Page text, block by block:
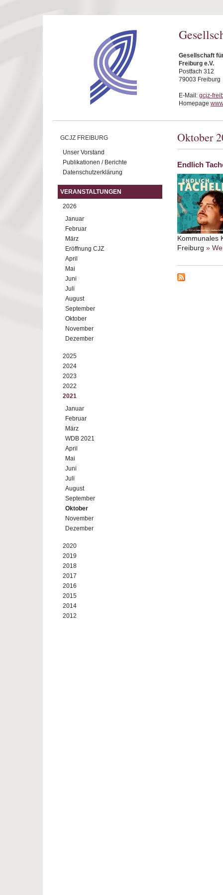
Gesellschaft
Freiburg e.V.
Postfach 312
79003 Freiburg
E-Mail: gcjz-
Homepage
GCJZ FREIBURG
Unser Vorstand
Publikationen / Berichte
Datenschutzerklärung
VERANSTALTUNGEN
2026
Januar
Februar
März
Eröffnung CJZ
April
Mai
Juni
Juli
August
September
Oktober
November
Dezember
2025
2024
2023
2022
2021
Januar
Februar
März
WDB 2021
April
Mai
Juni
Juli
August
September
Oktober
November
Dezember
2020
2019
2018
2017
2016
2015
2014
2012
Oktober
Endlich
Kommunales
Freiburg »